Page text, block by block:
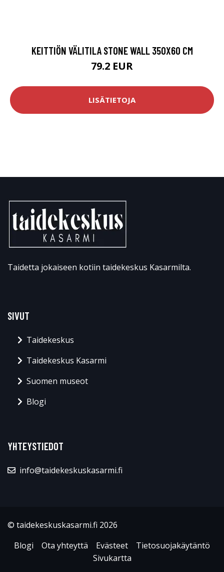
KEITTIÖN VÄLITILA STONE WALL 350X60 CM
79.2 EUR
LISÄTIETOJA
Taidetta jokaiseen kotiin taidekeskus Kasarmilta.
SIVUT
Taidekeskus
Taidekeskus Kasarmi
Suomen museot
Blogi
YHTEYSTIEDOT
info@taidekeskuskasarmi.fi
© taidekeskuskasarmi.fi 2026
Blogi
Ota yhteyttä Evästeet
Tietosuojakäytäntö
Sivukartta